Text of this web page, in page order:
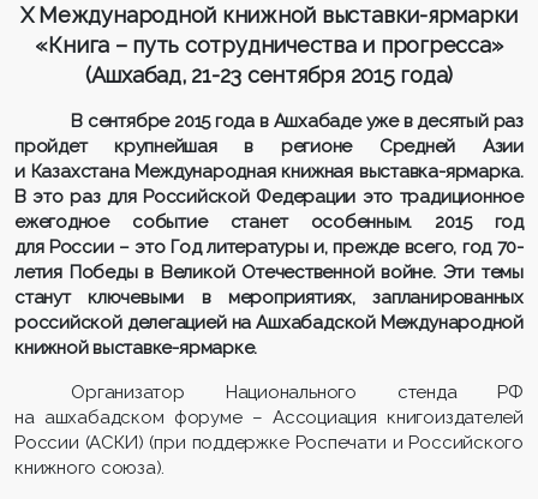
X Международной книжной выставки-ярмарки
«Книга – путь сотрудничества и прогресса»
(Ашхабад, 21-23 сентября 2015 года)
В сентябре 2015 года в Ашхабаде уже в десятый раз
пройдет крупнейшая в регионе Средней Азии
и Казахстана Международная книжная выставка-ярмарка.
В это раз для Российской Федерации это традиционное
ежегодное событие станет особенным. 2015 год
для России – это Год литературы и, прежде всего, год 70-
летия Победы в Великой Отечественной войне. Эти темы
станут ключевыми в мероприятиях, запланированных
российской делегацией на Ашхабадской Международной
книжной выставке-ярмарке.
Организатор Национального стенда РФ
на ашхабадском форуме – Ассоциация книгоиздателей
России (АСКИ) (при поддержке Роспечати и Российского
книжного союза).